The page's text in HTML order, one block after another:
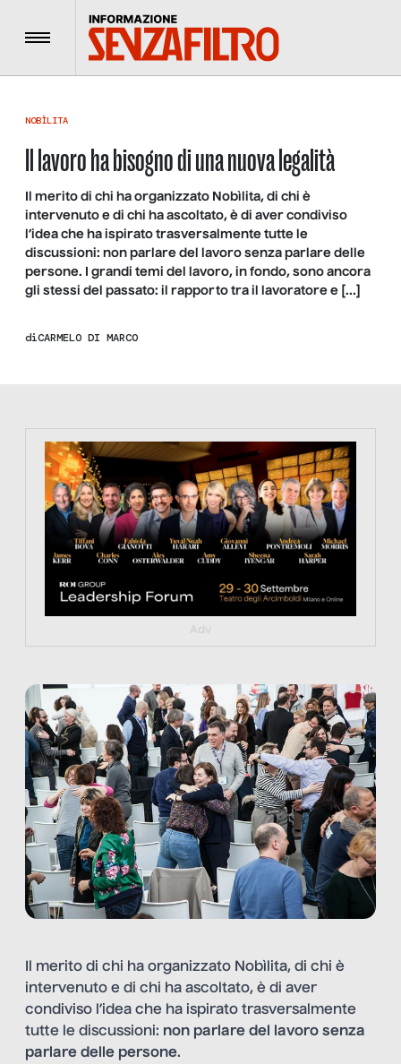
Menu
NOBÌLITA
Il lavoro ha bisogno di una nuova legalità
Il merito di chi ha organizzato Nobìlita, di chi è
intervenuto e di chi ha ascoltato, è di aver condiviso
l’idea che ha ispirato trasversalmente tutte le
discussioni: non parlare del lavoro senza parlare delle
persone. I grandi temi del lavoro, in fondo, sono ancora
gli stessi del passato: il rapporto tra il lavoratore e […]
diCARMELO DI MARCO
https://tinyurl.com/363fvfm9
Adv
Il merito di chi ha organizzato Nobìlita, di chi è
intervenuto e di chi ha ascoltato, è di aver
condiviso l’idea che ha ispirato trasversalmente
tutte le discussioni: non parlare del lavoro senza
parlare delle persone.